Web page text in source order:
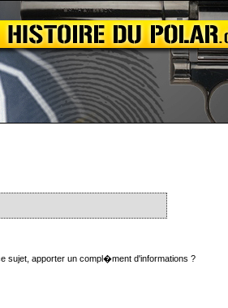
sujet, apporter un compl�ment d'informations ?